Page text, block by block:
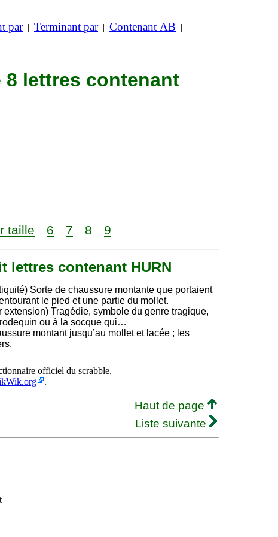
par| Terminant par| Contenant AB |
lettres contenant
taille 6 7 8 9
lettres contenant HURN
Sorte de chaussure montante que portaient
le pied et une partie du mollet.
extension) Tragédie, symbole du genre tragique,
ou à la socque qui…
montant jusqu’au mollet et lacée ; les
officiel du scrabble.
.
Haut de page
Liste suivante